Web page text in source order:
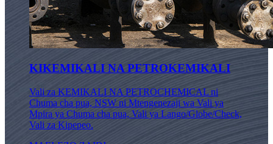
KIKEMIKALI NA PETROKEMIKALI
Vali za KEMIKALI NA PETROCHEMICAL ni
Chuma cha pua, NSW ni Mtengenezaji wa Vali ya
Mpira ya Chuma cha pua, Vali ya Lango/Globe/Check,
Vali za Kipepeo.